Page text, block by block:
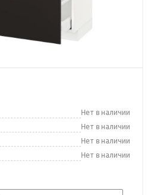
Нет в наличии
Нет в наличии
Нет в наличии
Нет в наличии